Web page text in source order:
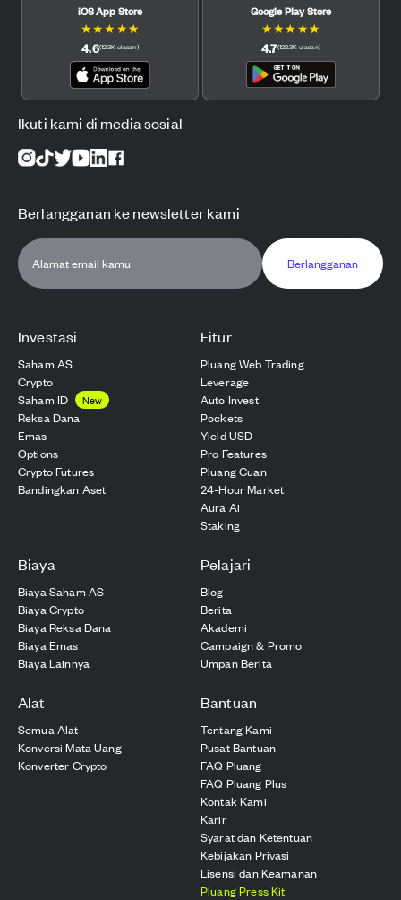
Investasi
Saham AS
Crypto
Saham ID
New
Reksa Dana
Emas
Options
Crypto Futures
Bandingkan Aset
Fitur
Pluang Web Trading
Leverage
Auto Invest
Pockets
Yield USD
Pro Features
Pluang Cuan
24-Hour Market
Aura Ai
Staking
Biaya
Biaya Saham AS
Biaya Crypto
Biaya Reksa Dana
Biaya Emas
Biaya Lainnya
Pelajari
Blog
Berita
Akademi
Campaign & Promo
Umpan Berita
Alat
Semua Alat
Konversi Mata Uang
Konverter Crypto
Bantuan
Tentang Kami
Pusat Bantuan
FAQ Pluang
FAQ Pluang Plus
Kontak Kami
Karir
Syarat dan Ketentuan
Kebijakan Privasi
Lisensi dan Keamanan
Pluang Press Kit
iOS App Store
★★★ ★★
4.6(12.3K ulasan)
Google Play Store
★★★ ★★
4.7(122.3K ulasan)
Ikuti kami di media sosial
Berlangganan ke newsletter kami
Berlangganan